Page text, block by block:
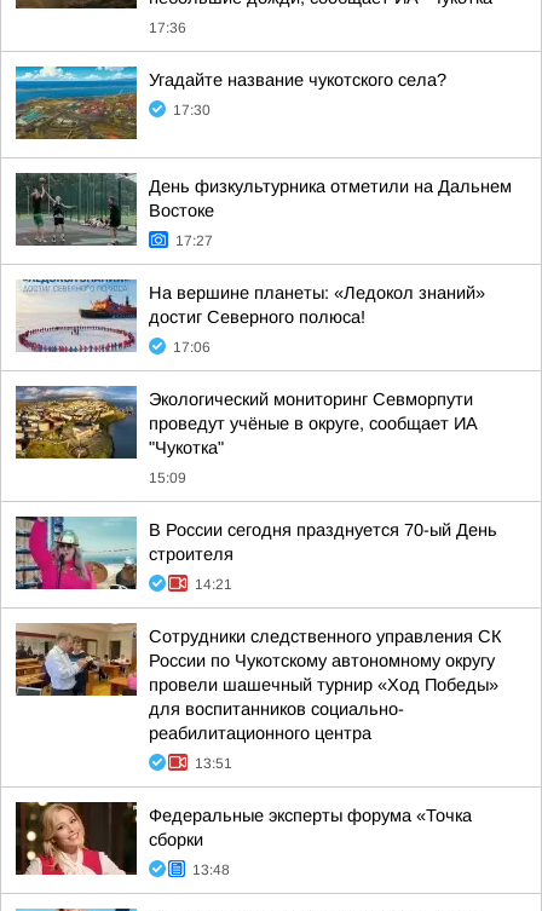
17:36
Угадайте название чукотского села?
17:30
День физкультурника отметили на Дальнем
Востоке
17:27
На вершине планеты: «Ледокол знаний»
достиг Северного полюса!
17:06
Экологический мониторинг Севморпути
проведут учёные в округе, сообщает ИА
"Чукотка"
15:09
В России сегодня празднуется 70-ый День
строителя
14:21
Сотрудники следственного управления СК
России по Чукотскому автономному округу
провели шашечный турнир «Ход Победы»
для воспитанников социально-
реабилитационного центра
13:51
Федеральные эксперты форума «Точка
сборки
13:48